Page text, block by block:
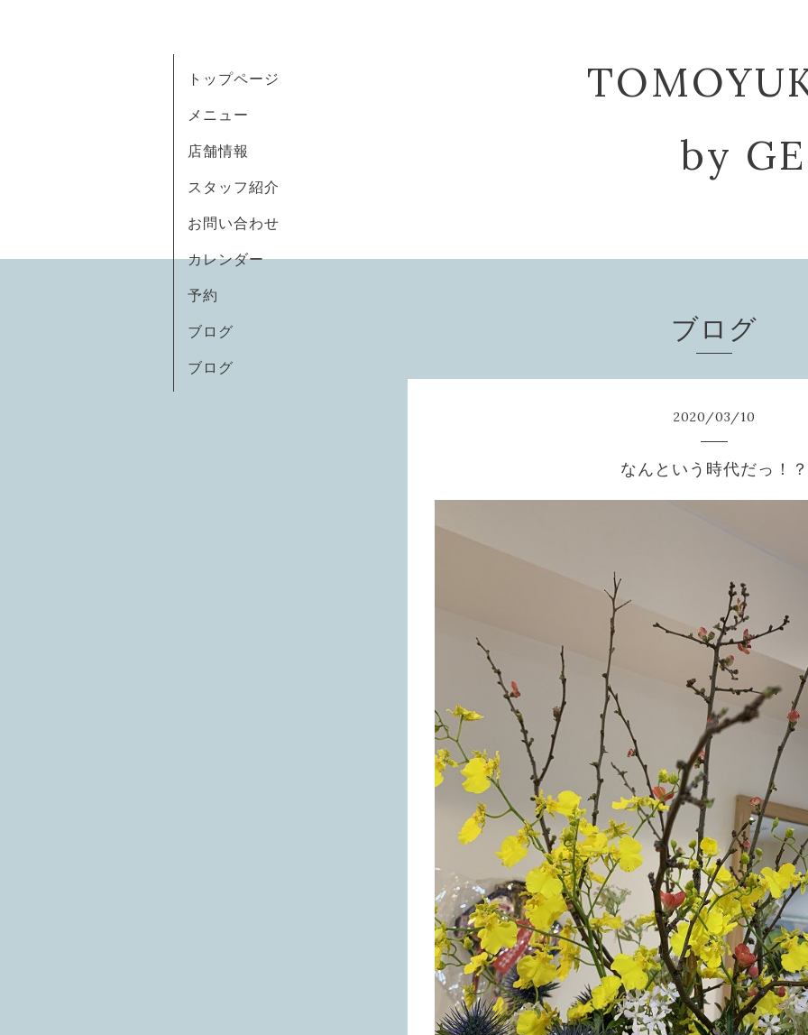
by
トップページ
メニュー
店舗情報
スタッフ紹介
お問い合わせ
カレンダー
予約
ブログ
ブログ
ブログ
2020/03/10
なんという時代だっ！？